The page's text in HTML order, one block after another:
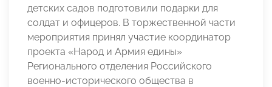
детских садов подготовили подарки для
солдат и офицеров. В торжественной части
мероприятия принял участие координатор
проекта «Народ и Армия едины»
Регионального отделения Российского
военно-исторического общества в